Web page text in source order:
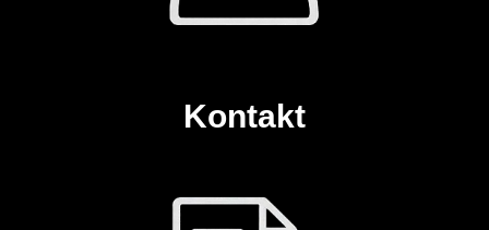
Kontakt